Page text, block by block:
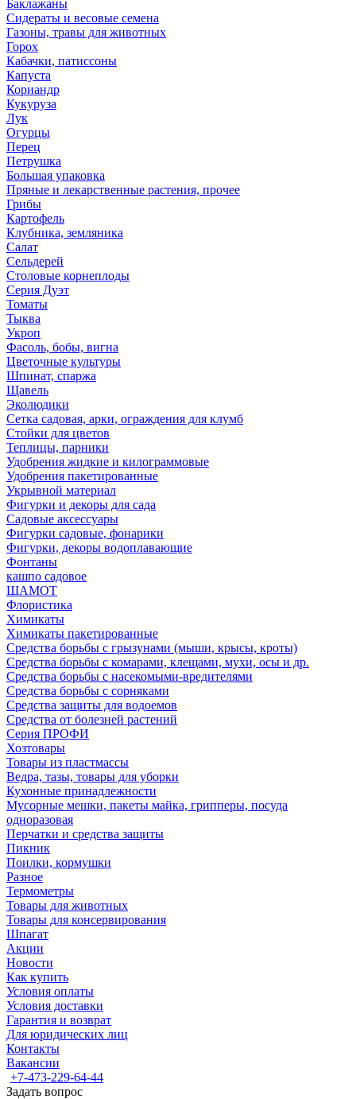
Баклажаны
Сидераты и весовые семена
Газоны, травы для животных
Горох
Кабачки, патиссоны
Капуста
Кориандр
Кукуруза
Лук
Огурцы
Перец
Петрушка
Большая упаковка
Пряные и лекарственные растения, прочее
Грибы
Картофель
Клубника, земляника
Салат
Сельдерей
Столовые корнеплоды
Серия Дуэт
Томаты
Тыква
Укроп
Фасоль, бобы, вигна
Цветочные культуры
Шпинат, спаржа
Щавель
Эколюдики
Сетка садовая, арки, ограждения для клумб
Стойки для цветов
Теплицы, парники
Удобрения жидкие и килограммовые
Удобрения пакетированные
Укрывной материал
Фигурки и декоры для сада
Садовые аксессуары
Фигурки садовые, фонарики
Фигурки, декоры водоплавающие
Фонтаны
кашпо садовое
ШАМОТ
Флористика
Химикаты
Химикаты пакетированные
Средства борьбы с грызунами (мыши, крысы, кроты)
Средства борьбы с комарами, клещами, мухи, осы и др.
Средства борьбы с насекомыми-вредителями
Средства борьбы с сорняками
Средства защиты для водоемов
Средства от болезней растений
Серия ПРОФИ
Хозтовары
Товары из пластмассы
Ведра, тазы, товары для уборки
Кухонные принадлежности
Мусорные мешки, пакеты майка, грипперы, посуда
одноразовая
Перчатки и средства защиты
Пикник
Поилки, кормушки
Разное
Термометры
Товары для животных
Товары для консервирования
Шпагат
Акции
Новости
Как купить
Условия оплаты
Условия доставки
Гарантия и возврат
Для юридических лиц
Контакты
Вакансии
+7-473-229-64-44
Задать вопрос